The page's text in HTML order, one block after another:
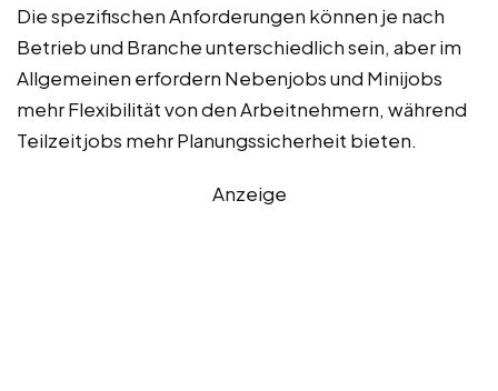
Die spezifischen Anforderungen können je nach
Betrieb und Branche unterschiedlich sein, aber im
Allgemeinen erfordern Nebenjobs und Minijobs
mehr Flexibilität von den Arbeitnehmern, während
Teilzeitjobs mehr Planungssicherheit bieten.
Anzeige